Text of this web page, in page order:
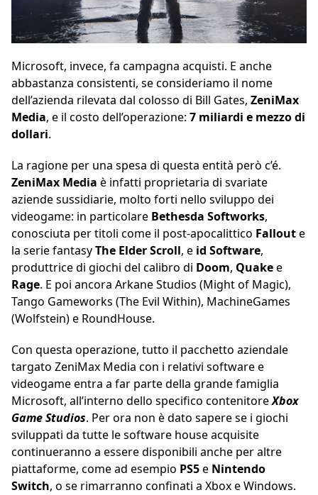
Microsoft, invece, fa campagna acquisti. E anche
abbastanza consistenti, se consideriamo il nome
dell’azienda rilevata dal colosso di Bill Gates, ZeniMax
Media, e il costo dell’operazione: 7 miliardi e mezzo di
dollari.
La ragione per una spesa di questa entità però c’é.
ZeniMax Media è infatti proprietaria di svariate
aziende sussidiarie, molto forti nello sviluppo dei
videogame: in particolare Bethesda Softworks,
conosciuta per titoli come il post-apocalittico Falloute
la serie fantasyThe Elder Scroll, e id Software,
produttrice di giochi del calibro di Doom, Quakee
Rage. E poi ancora Arkane Studios (Might of Magic),
Tango Gameworks (The Evil Within), MachineGames
(Wolfstein) e RoundHouse.
Con questa operazione, tutto il pacchetto aziendale
targato ZeniMax Media con i relativi software e
videogame entra a far parte della grande famiglia
Microsoft, all’interno dello specifico contenitoreXbox
Game Studios. Per ora non è dato sapere se i giochi
sviluppati da tutte le software house acquisite
continueranno a essere disponibili anche per altre
piattaforme, come ad esempio PS5e Nintendo
Switch, o se rimarranno confinati a Xbox e Windows.